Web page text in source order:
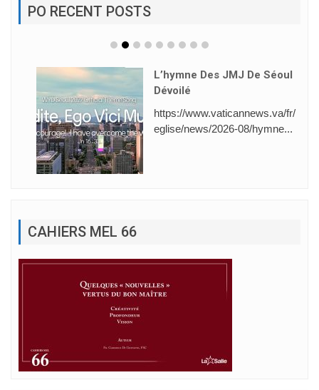
PO RECENT POSTS
L’hymne Des JMJ De Séoul
Dévoilé
https://www.vaticannews.va/fr/
eglise/news/2026-08/hymne...
CAHIERS MEL 66